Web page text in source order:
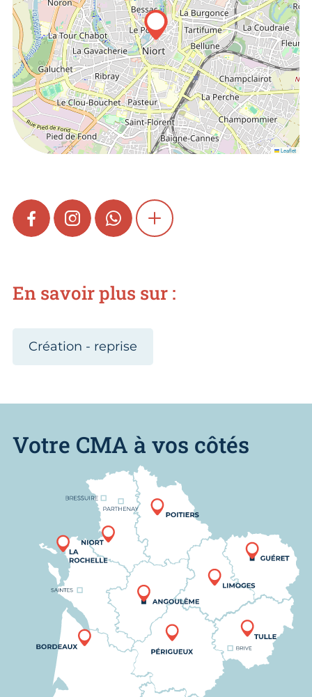
Leaflet
FACEBOOKINSTAGRAMWHATSAPPSHOW MORE
En savoir plus sur :
Création - reprise
Votre CMA à vos côtés